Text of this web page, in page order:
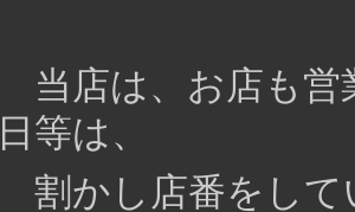
当店は、お店も営
日等は、
割かし店番をして